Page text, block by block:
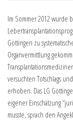
Im Sommer 2012 wurde
Göttingen zu
Organvermittlung
versuchten Totschlags
erhoben. Das LG
eigener Einschätzung
musste, sprach den